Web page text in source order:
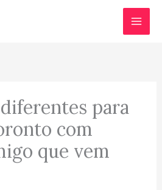
para
com
que vem